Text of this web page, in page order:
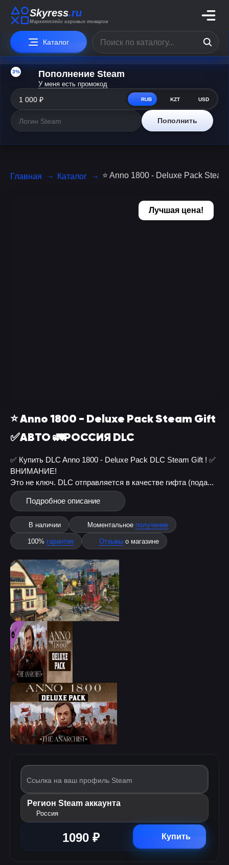
Skyress.ru
Маркетплейс игровых товаров
Каталог
3% Пополнение Steam
У меня есть промокод
RUB KZT USD
Пополнить
Главная Каталог ⭐ Anno 1800 - Deluxe Pack
Лучшая цена!
⭐ Anno 1800 - Deluxe Pack Steam Gift
✅АВТО 🚛РОССИЯ DLC
✅ Купить DLC Anno 1800 - Deluxe Pack DLC Steam Gift ! ✅
ВНИМАНИЕ!
Это не ключ. DLC отправляется в качестве гифта (пода...
Подробное описание
В наличии Моментальное получение
100% гарантия Отзывы о магазине
Ссылка на ваш профиль Steam
Регион Steam аккаунта
Россия
1090 ₽ Купить